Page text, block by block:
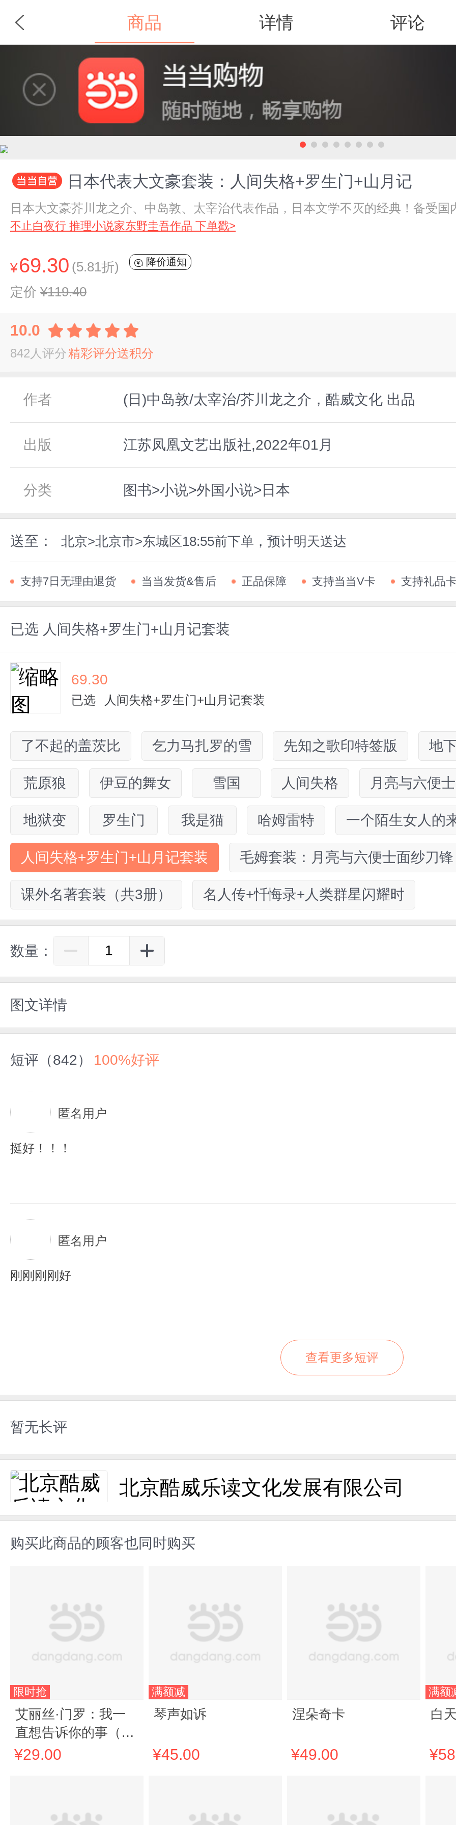
商品 详情 评论
分类
日本代表大文豪套装：人间失格+罗生门+山月记
日本大文豪芥川龙之介、中岛敦、太宰治代表作品，日本文学不灭的经典！备受
不止白夜行 推理小说家东野圭吾作品 下单戳>
¥69.30 (5.81折) 降价通知
定价 ¥119.40
10.0
842人评分精彩评分送积分
作者 (日)中岛敦/太宰治/芥川龙之介，酷威文化 出品
出版 江苏凤凰文艺出版社,2022年01月
分类 图书>小说>外国小说>日本
送至： 北京>北京市>东城区18:55前下单，预计明天送达
支持7日无理由退货 当当发货&售后 正品保障 支持当当V卡 支持礼品
已选 人间失格+罗生门+山月记套装
69.30
已选 人间失格+罗生门+山月记套装
了不起的盖茨比 乞力马扎罗的雪 先知之歌印特签版 地
荒原狼 伊豆的舞女 雪国 人间失格 月亮与六便士
地狱变 罗生门 我是猫 哈姆雷特 一个陌生女人的
人间失格+罗生门+山月记套装 毛姆套装：月亮与六便士面纱刀锋
课外名著套装（共3册） 名人传+忏悔录+人类群星闪耀时
数量：
图文详情
短评（842） 100%好评
匿名用户
挺好！！！
匿名用户
刚刚刚刚好
查看更多短评
暂无长评
北京酷威乐读文化发展有限公司
购买此商品的顾客也同时购买
限时抢
艾丽丝·门罗：我一
直想告诉你的事（诺
奖得主代表作：那些
¥29.00
满额减
琴声如诉
¥45.00
涅朵奇卡
¥49.00
满额
白